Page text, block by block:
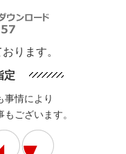
ります。
定
事情により
ございます。